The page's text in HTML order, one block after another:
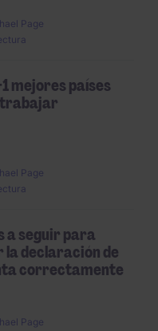
Page
mejores países
Page
a seguir para
la declaración de
correctamente
Page